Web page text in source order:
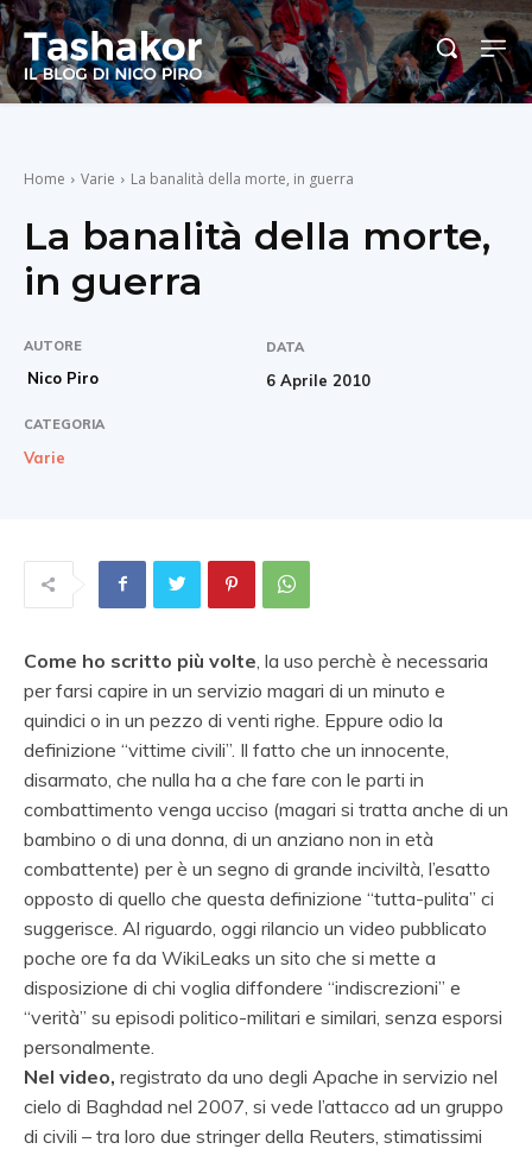
Home Varie La banalità della morte, in guerra
La banalità della morte,
in guerra
AUTORE
Nico Piro
DATA
6 Aprile 2010
CATEGORIA
Varie
Come ho scritto più volte , la uso perchè è necessaria
per farsi capire in un servizio magari di un minuto e
quindici o in un pezzo di venti righe. Eppure odio la
definizione “vittime civili”. Il fatto che un innocente,
disarmato, che nulla ha a che fare con le parti in
combattimento venga ucciso (magari si tratta anche di un
bambino o di una donna, di un anziano non in età
combattente) per è un segno di grande inciviltà, l’esatto
opposto di quello che questa definizione “tutta-pulita” ci
suggerisce. Al riguardo, oggi rilancio un video pubblicato
poche ore fa da WikiLeaks un sito che si mette a
disposizione di chi voglia diffondere “indiscrezioni” e
“verità” su episodi politico-militari e similari, senza esporsi
personalmente.
Nel video, registrato da uno degli Apache in servizio nel
cielo di Baghdad nel 2007, si vede l’attacco ad un gruppo
di civili – tra loro due stringer della Reuters, stimatissimi